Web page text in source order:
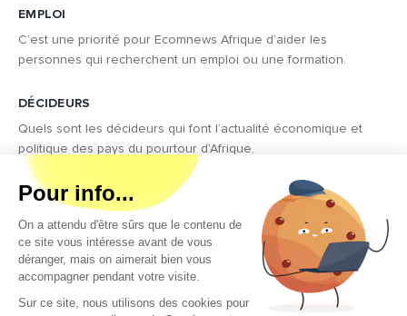
EMPLOI
C’est une priorité pour Ecomnews Afrique d’aider les
personnes qui recherchent un emploi ou une formation.
DÉCIDEURS
Quels sont les décideurs qui font l’actualité économique et
politique des pays du pourtour d'Afrique.